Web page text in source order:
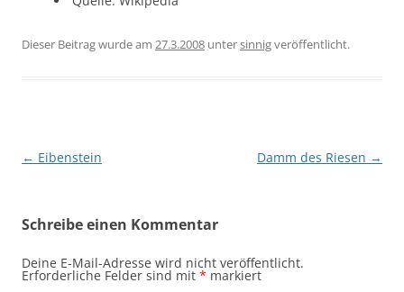
Dieser Beitrag wurde am 27.3.2008 untersinnigveröffentlicht.
Beitragsnavigation
← Eibenstein Damm des Riesen →
Schreibe einen Kommentar
Deine E-Mail-Adresse wird nicht veröffentlicht.
Erforderliche Felder sind mit * markiert